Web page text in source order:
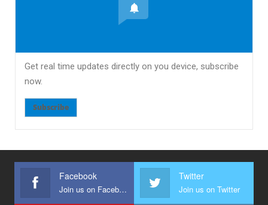
Get real time updates directly on you device, subscribe
now.
Subscribe
Facebook
Join us on Facebook
Twitter
Join us on Twitter